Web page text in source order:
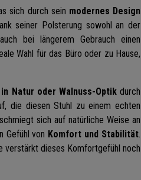
sich durch sein modernes Design
seiner Polsterung sowohl an der
bei längerem Gebrauch einen
Wahl für das Büro oder zu Hause,
Natur oder Walnuss-Optikdurch
die diesen Stuhl zu einem echten
sich auf natürliche Weise an
Gefühl von Komfort und Stabilität.
verstärkt dieses Komfortgefühl noch